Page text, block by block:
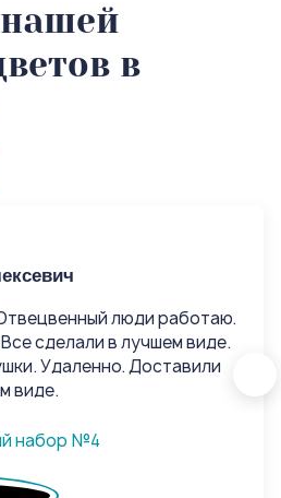
в
люди работаю.
сделали в лучшем виде.
Удаленно. Доставили
виде.
набор №4